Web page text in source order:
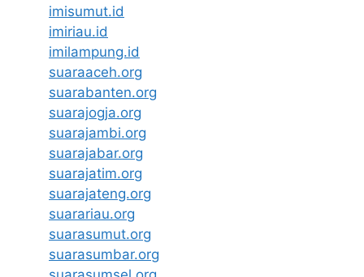
imisumut.id
imiriau.id
imilampung.id
suaraaceh.org
suarabanten.org
suarajogja.org
suarajambi.org
suarajabar.org
suarajatim.org
suarajateng.org
suarariau.org
suarasumut.org
suarasumbar.org